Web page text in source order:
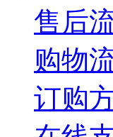
售后
购物
订购